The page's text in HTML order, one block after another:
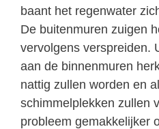
baant het regenwater
De buitenmuren zuigen
vervolgens verspreiden.
aan de binnenmuren
nattig zullen worden en
schimmelplekken zullen
probleem gemakkelijker